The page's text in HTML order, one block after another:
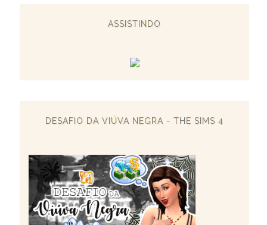
ASSISTINDO
DESAFIO DA VIÚVA NEGRA - THE SIMS 4